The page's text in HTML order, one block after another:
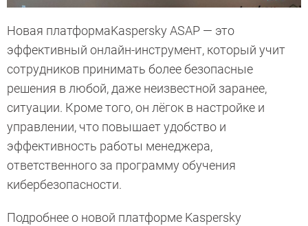
Новая платформаKaspersky ASAP — это
эффективный онлайн-инструмент, который учит
сотрудников принимать более безопасные
решения в любой, даже неизвестной заранее,
ситуации. Кроме того, он лёгок в настройке и
управлении, что повышает удобство и
эффективность работы менеджера,
ответственного за программу обучения
кибербезопасности.
Подробнее о новой платформе Kaspersky